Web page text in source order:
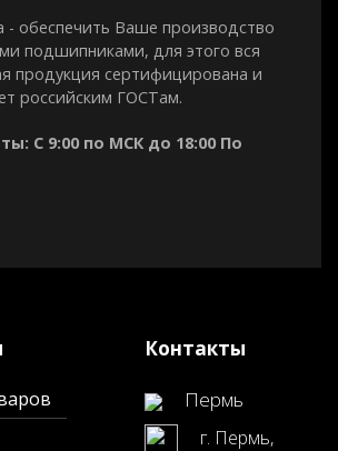
- обеспечить Ваше производство
подшипниками, для этого вся
продукция сертифицирована и
российским ГОСТам.
С 9:00 по МСК до 18:00 По
Контакты
Пермь
г. Пермь,